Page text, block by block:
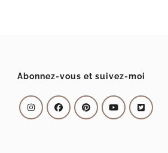
Les
options
peuvent
Abonnez-vous et suivez-moi